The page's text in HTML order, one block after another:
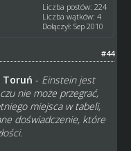
Liczba postów: 224
Liczba wątków: 4
Dołączył: Sep 2010
#44
Toruń - Einstein jest
nie może przegrać,
miejsca w tabeli,
doświadczenie, które